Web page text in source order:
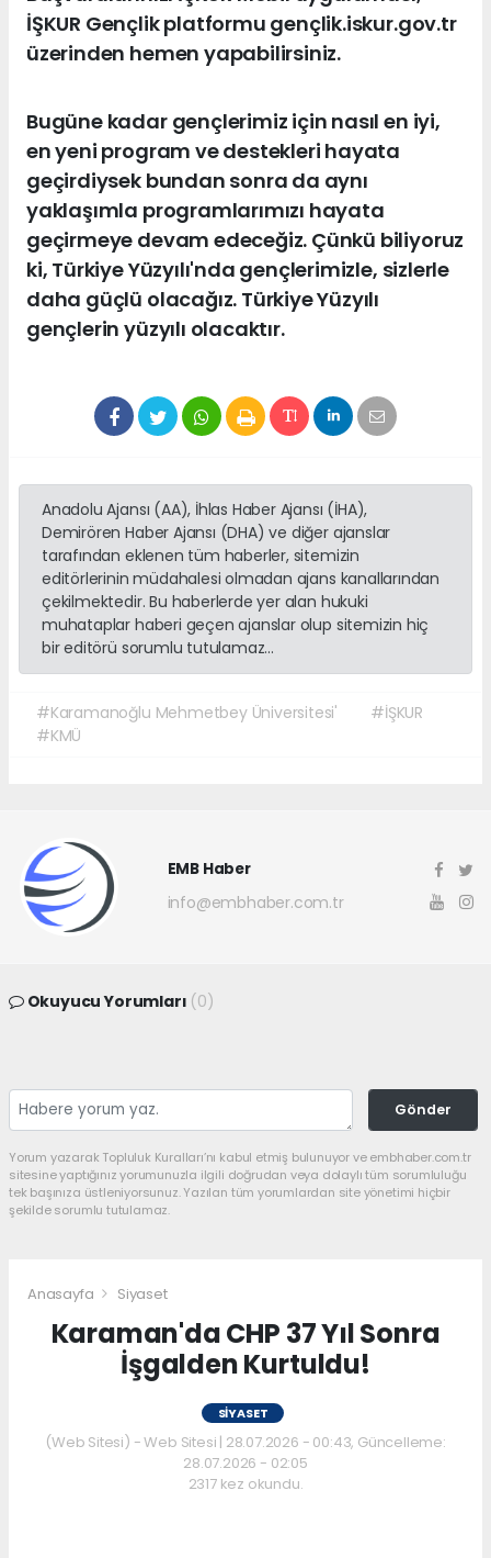
İŞKUR Gençlik platformu gençlik.iskur.gov.tr
üzerinden hemen yapabilirsiniz.
Bugüne kadar gençlerimiz için nasıl en iyi,
en yeni program ve destekleri hayata
geçirdiysek bundan sonra da aynı
yaklaşımla programlarımızı hayata
geçirmeye devam edeceğiz. Çünkü biliyoruz
ki, Türkiye Yüzyılı'nda gençlerimizle, sizlerle
daha güçlü olacağız. Türkiye Yüzyılı
gençlerin yüzyılı olacaktır.
Anadolu Ajansı (AA), İhlas Haber Ajansı (İHA),
Demirören Haber Ajansı (DHA) ve diğer ajanslar
tarafından eklenen tüm haberler, sitemizin
editörlerinin müdahalesi olmadan ajans kanallarından
çekilmektedir. Bu haberlerde yer alan hukuki
muhataplar haberi geçen ajanslar olup sitemizin hiç
bir editörü sorumlu tutulamaz...
#Karamanoğlu Mehmetbey Üniversitesi'
#İŞKUR
#KMÜ
EMB Haber
info@embhaber.com.tr
Okuyucu Yorumları (0)
Gönder
Yorum yazarak Topluluk Kuralları’nı kabul etmiş bulunuyor ve embhaber.com.tr
sitesine yaptığınız yorumunuzla ilgili doğrudan veya dolaylı tüm sorumluluğu
tek başınıza üstleniyorsunuz. Yazılan tüm yorumlardan site yönetimi hiçbir
şekilde sorumlu tutulamaz.
Anasayfa Siyaset
Karaman'da CHP 37 Yıl Sonra
İşgalden Kurtuldu!
SIYASET
(Web Sitesi) - Web Sitesi | 28.07.2026 - 00:43, Güncelleme:
28.07.2026 - 02:05
2317 kez okundu.